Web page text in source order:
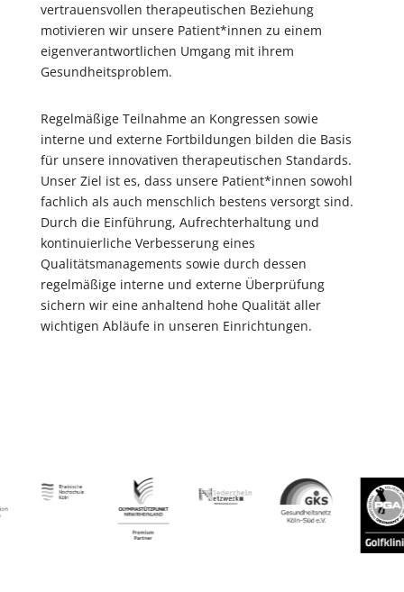
vertrauensvollen therapeutischen Beziehung
motivieren wir unsere Patient*innen zu einem
eigenverantwortlichen Umgang mit ihrem
Gesundheitsproblem.
Regelmäßige Teilnahme an Kongressen sowie
interne und externe Fortbildungen bilden die Basis
für unsere innovativen therapeutischen Standards.
Unser Ziel ist es, dass unsere Patient*innen sowohl
fachlich als auch menschlich bestens versorgt sind.
Durch die Einführung, Aufrechterhaltung und
kontinuierliche Verbesserung eines
Qualitätsmanagements sowie durch dessen
regelmäßige interne und externe Überprüfung
sichern wir eine anhaltend hohe Qualität aller
wichtigen Abläufe in unseren Einrichtungen.